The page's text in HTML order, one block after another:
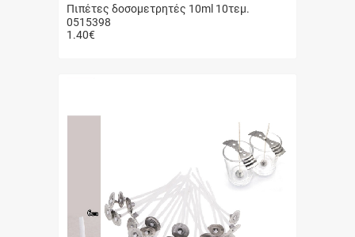
Πιπέτες δοσομετρητές 10ml 10τεμ.
0515398
1.40€